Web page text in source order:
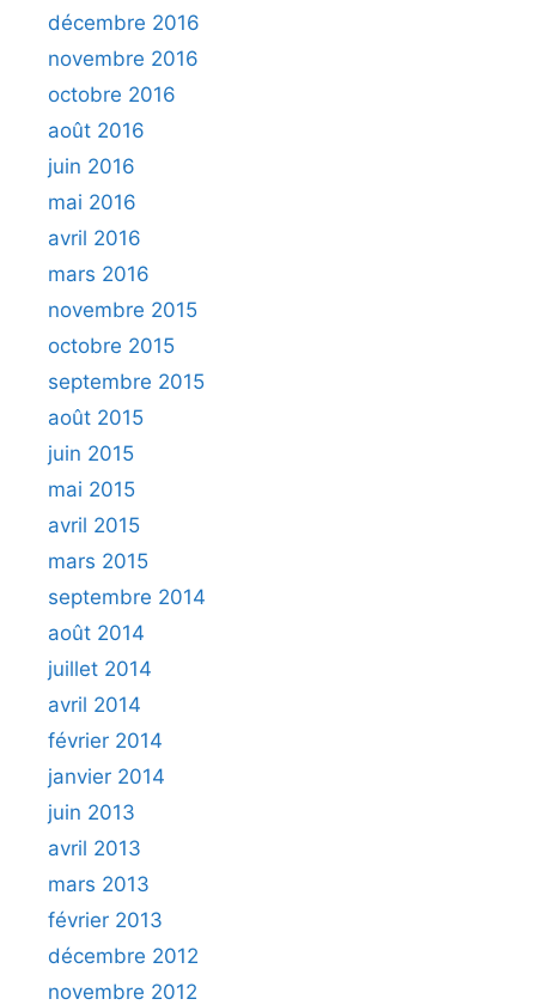
décembre 2016
novembre 2016
octobre 2016
août 2016
juin 2016
mai 2016
avril 2016
mars 2016
novembre 2015
octobre 2015
septembre 2015
août 2015
juin 2015
mai 2015
avril 2015
mars 2015
septembre 2014
août 2014
juillet 2014
avril 2014
février 2014
janvier 2014
juin 2013
avril 2013
mars 2013
février 2013
décembre 2012
novembre 2012